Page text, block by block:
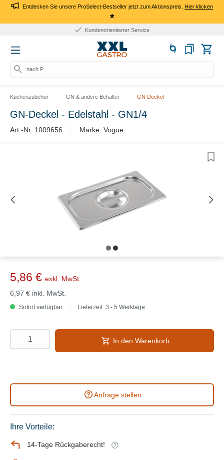
Entdecken Sie unsere ProSelect-Bestseller jetzt zum Aktionspreis.Hier klicken
*
Kundenorientierter Service
nach Prod
Küchenzubehör GN & andere Behälter GN Deckel
GN-Deckel - Edelstahl - GN1/4
Art.-Nr. 1009656 Marke: Vogue
5,86 € exkl. MwSt.
6,97 € inkl. MwSt.
Sofort verfügbar Lieferzeit: 3 - 5 Werktage
In den Warenkorb
Anfrage stellen
Ihre Vorteile:
14-Tage Rückgaberecht!